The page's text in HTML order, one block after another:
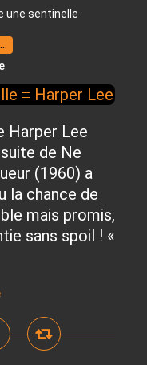
une sentinelle
…
Harper Lee
de Ne
(1960) a
la chance de
mais promis,
sans spoil ! «